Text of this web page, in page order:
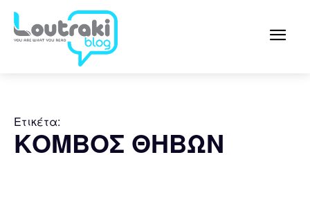
Ετικέτα:
ΚΟΜΒΟΣ ΘΗΒΩΝ